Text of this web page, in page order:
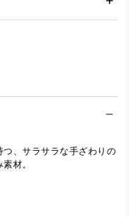
つ、サラサラな手ざわりの
材。